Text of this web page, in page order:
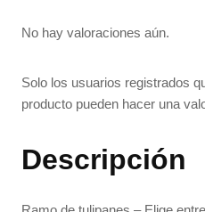
No hay valoraciones aún.
Solo los usuarios registrados
producto pueden hacer una
Descripción